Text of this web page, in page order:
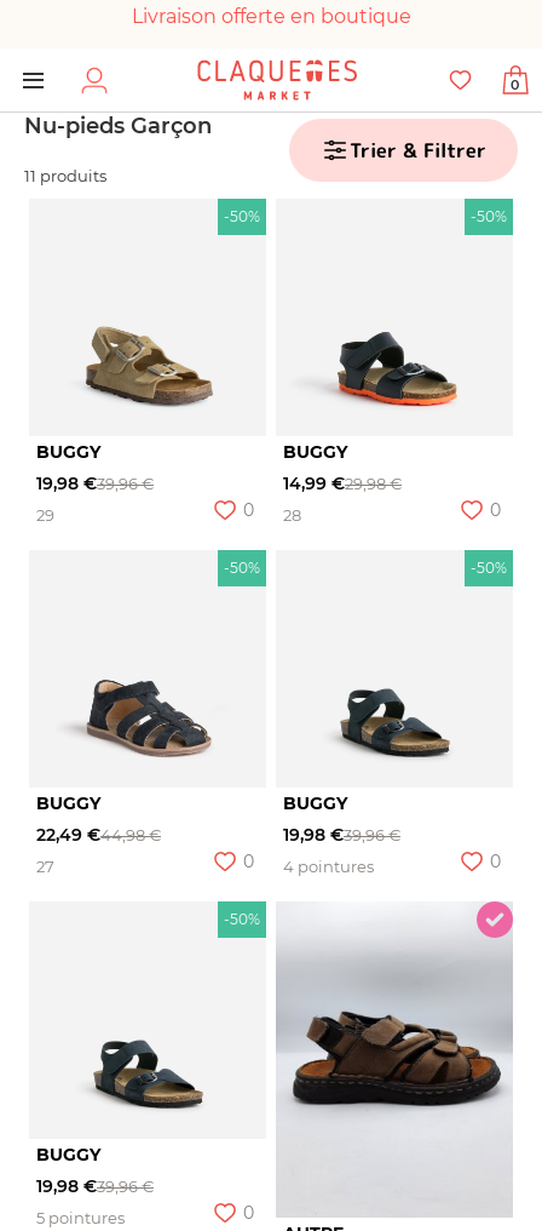
Livraison offerte en boutique
Paiement 100% sécurisé
Chaussures garanties en parfait état
0
Nu-pieds Garçon
11 produits
Trier & Filtrer
-50%
BUGGY
19,98 €39,96 €
29
0
-50%
BUGGY
14,99 €29,98 €
28
0
-50%
BUGGY
22,49 €44,98 €
27
0
-50%
BUGGY
19,98 €39,96 €
4 pointures
0
-50%
BUGGY
19,98 €39,96 €
5 pointures
0